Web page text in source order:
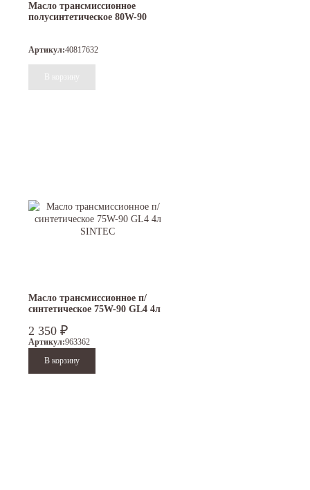
Масло трансмиссионное
полусинтетическое 80W-90
Артикул:40817632
Масло трансмиссионное п/
синтетическое 75W-90 GL4 4л
2 350 ₽
Артикул:963362